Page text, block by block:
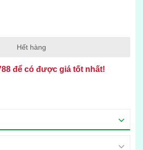
Hết hàng
để có được giá tốt nhất!